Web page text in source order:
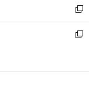
く
で
開
く
ド
ウ
で
ィ
ン
ド
開
新
し
い
ン
新
ウ